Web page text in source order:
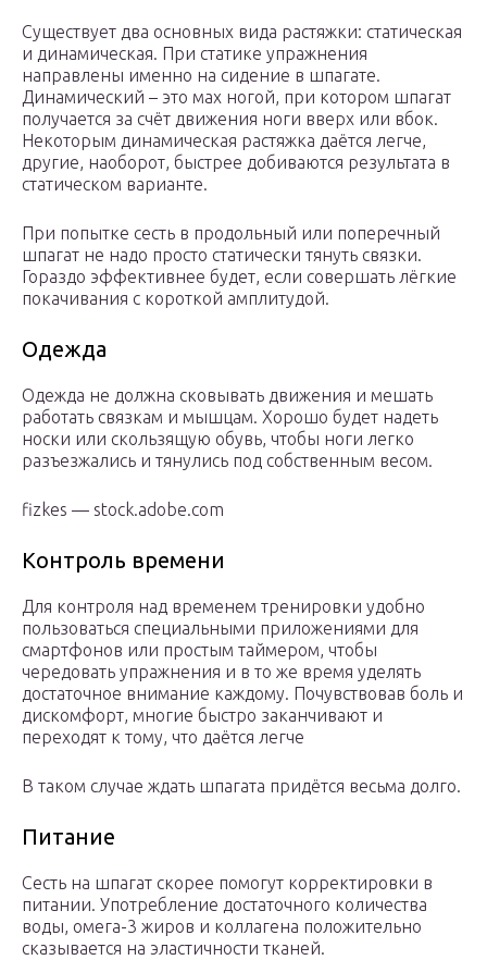
Существует два основных вида растяжки: статическая
и динамическая. При статике упражнения
направлены именно на сидение в шпагате.
Динамический – это мах ногой, при котором шпагат
получается за счёт движения ноги вверх или вбок.
Некоторым динамическая растяжка даётся легче,
другие, наоборот, быстрее добиваются результата в
статическом варианте.
При попытке сесть в продольный или поперечный
шпагат не надо просто статически тянуть связки.
Гораздо эффективнее будет, если совершать лёгкие
покачивания с короткой амплитудой.
Одежда
Одежда не должна сковывать движения и мешать
работать связкам и мышцам. Хорошо будет надеть
носки или скользящую обувь, чтобы ноги легко
разъезжались и тянулись под собственным весом.
fizkes — stock.adobe.com
Контроль времени
Для контроля над временем тренировки удобно
пользоваться специальными приложениями для
смартфонов или простым таймером, чтобы
чередовать упражнения и в то же время уделять
достаточное внимание каждому. Почувствовав боль и
дискомфорт, многие быстро заканчивают и
переходят к тому, что даётся легче
В таком случае ждать шпагата придётся весьма долго.
Питание
Сесть на шпагат скорее помогут корректировки в
питании. Употребление достаточного количества
воды, омега-3 жиров и коллагена положительно
сказывается на эластичности тканей.